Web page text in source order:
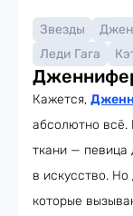
Звезды
Леди Гага
Кажется,
абсолютно всё.
ткани — певица
в искусство.
которые